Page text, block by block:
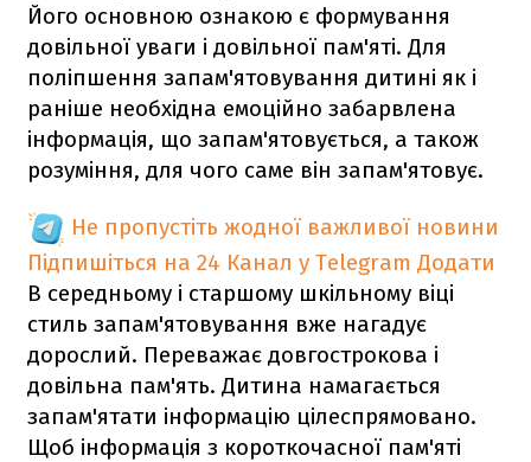
Його основною ознакою є формування
довільної уваги і довільної пам'яті. Для
поліпшення запам'ятовування дитині як і
раніше необхідна емоційно забарвлена
інформація, що запам'ятовується, а також
розуміння, для чого саме він запам'ятовує.
Не пропустіть жодної важливої новини
Підпишіться на 24 Канал у Telegram Додати
В середньому і старшому шкільному віці
стиль запам'ятовування вже нагадує
дорослий. Переважає довгострокова і
довільна пам'ять. Дитина намагається
запам'ятати інформацію цілеспрямовано.
Щоб інформація з короткочасної пам'яті